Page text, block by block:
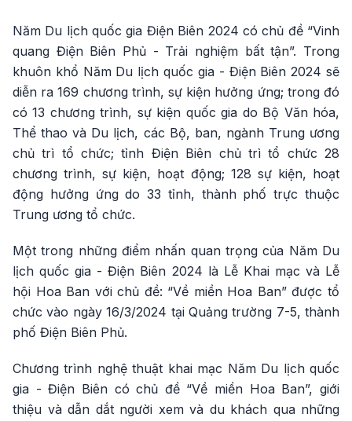
Năm Du lịch quốc gia Điện Biên 2024 có chủ đề “Vinh
quang Điện Biên Phủ - Trải nghiệm bất tận”. Trong
khuôn khổ Năm Du lịch quốc gia - Điện Biên 2024 sẽ
diễn ra 169 chương trình, sự kiện hưởng ứng; trong đó
có 13 chương trình, sự kiện quốc gia do Bộ Văn hóa,
Thể thao và Du lịch, các Bộ, ban, ngành Trung ương
chủ trì tổ chức; tỉnh Điện Biên chủ trì tổ chức 28
chương trình, sự kiện, hoạt động; 128 sự kiện, hoạt
động hưởng ứng do 33 tỉnh, thành phố trực thuộc
Trung ương tổ chức.
Một trong những điểm nhấn quan trọng của Năm Du
lịch quốc gia - Điện Biên 2024 là Lễ Khai mạc và Lễ
hội Hoa Ban với chủ đề: “Về miền Hoa Ban” được tổ
chức vào ngày 16/3/2024 tại Quảng trường 7-5, thành
phố Điện Biên Phủ.
Chương trình nghệ thuật khai mạc Năm Du lịch quốc
gia - Điện Biên có chủ đề “Về miền Hoa Ban”, giới
thiệu và dẫn dắt người xem và du khách qua những